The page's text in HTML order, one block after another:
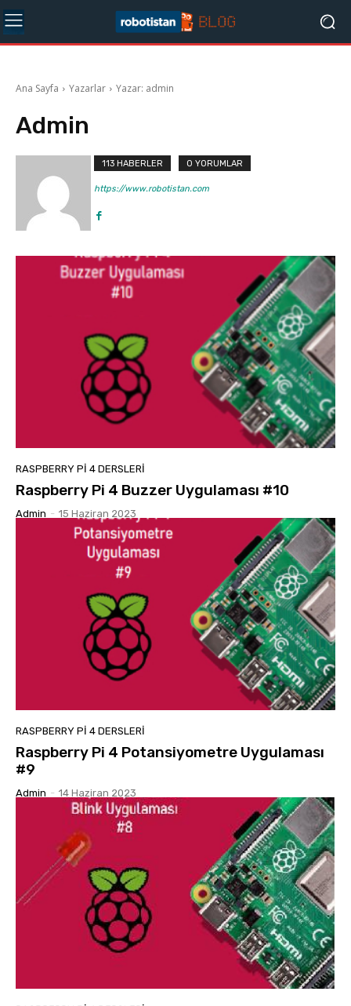
Ana Sayfa Yazarlar Yazar: admin
Admin
113 HABERLER 0 YORUMLAR
https://www.robotistan.com
RASPBERRY PI 4 DERSLERI
Raspberry Pi 4 Buzzer Uygulaması #10
Admin - 15 Haziran 2023
RASPBERRY PI 4 DERSLERI
Raspberry Pi 4 Potansiyometre Uygulaması
#9
Admin - 14 Haziran 2023